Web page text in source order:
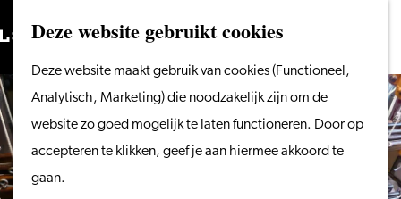
Deze website gebruikt cookies
Deze website maakt gebruik van cookies (Functioneel,
Analytisch, Marketing) die noodzakelijk zijn om de
website zo goed mogelijk te laten functioneren. Door op
accepteren te klikken, geef je aan hiermee akkoord te
gaan.
Ga
naar
de
homepage
Menu
ZoekenVanaf het water
wandelen
Winkelen
Eten & drinken
Met kinderen
Zoeken